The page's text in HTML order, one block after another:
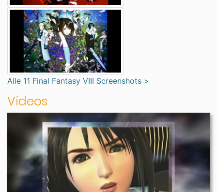
Alle 11 Final Fantasy VIII Screenshots >
Videos